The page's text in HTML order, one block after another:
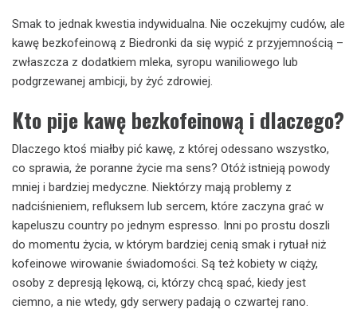
Smak to jednak kwestia indywidualna. Nie oczekujmy cudów, ale
kawę bezkofeinową z Biedronki da się wypić z przyjemnością –
zwłaszcza z dodatkiem mleka, syropu waniliowego lub
podgrzewanej ambicji, by żyć zdrowiej.
Kto pije kawę bezkofeinową i dlaczego?
Dlaczego ktoś miałby pić kawę, z której odessano wszystko,
co sprawia, że poranne życie ma sens? Otóż istnieją powody
mniej i bardziej medyczne. Niektórzy mają problemy z
nadciśnieniem, refluksem lub sercem, które zaczyna grać w
kapeluszu country po jednym espresso. Inni po prostu doszli
do momentu życia, w którym bardziej cenią smak i rytuał niż
kofeinowe wirowanie świadomości. Są też kobiety w ciąży,
osoby z depresją lękową, ci, którzy chcą spać, kiedy jest
ciemno, a nie wtedy, gdy serwery padają o czwartej rano.